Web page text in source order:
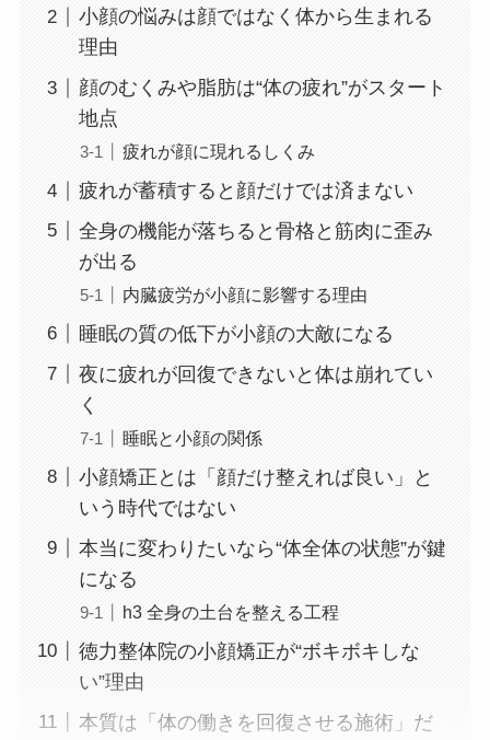
小顔の悩みは顔ではなく体から生まれる
理由
顔のむくみや脂肪は“体の疲れ”がスタート
地点
疲れが顔に現れるしくみ
疲れが蓄積すると顔だけでは済まない
全身の機能が落ちると骨格と筋肉に歪み
が出る
内臓疲労が小顔に影響する理由
睡眠の質の低下が小顔の大敵になる
夜に疲れが回復できないと体は崩れてい
く
睡眠と小顔の関係
小顔矯正とは「顔だけ整えれば良い」と
いう時代ではない
本当に変わりたいなら“体全体の状態”が鍵
になる
h3 全身の土台を整える工程
徳力整体院の小顔矯正が“ボキボキしな
い”理由
本質は「体の働きを回復させる施術」だ